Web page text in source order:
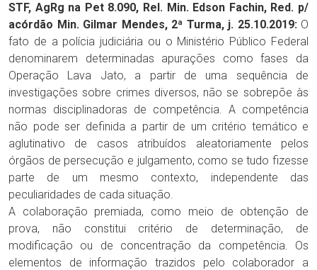
STF, AgRg na Pet 8.090, Rel. Min. Edson Fachin, Red. p/
acórdão Min. Gilmar Mendes, 2ª Turma, j. 25.10.2019: O
fato de a polícia judiciária ou o Ministério Público Federal
denominarem determinadas apurações como fases da
Operação Lava Jato, a partir de uma sequência de
investigações sobre crimes diversos, não se sobrepõe às
normas disciplinadoras de competência. A competência
não pode ser definida a partir de um critério temático e
aglutinativo de casos atribuídos aleatoriamente pelos
órgãos de persecução e julgamento, como se tudo fizesse
parte de um mesmo contexto, independente das
peculiaridades de cada situação.
A colaboração premiada, como meio de obtenção de
prova, não constitui critério de determinação, de
modificação ou de concentração da competência. Os
elementos de informação trazidos pelo colaborador a